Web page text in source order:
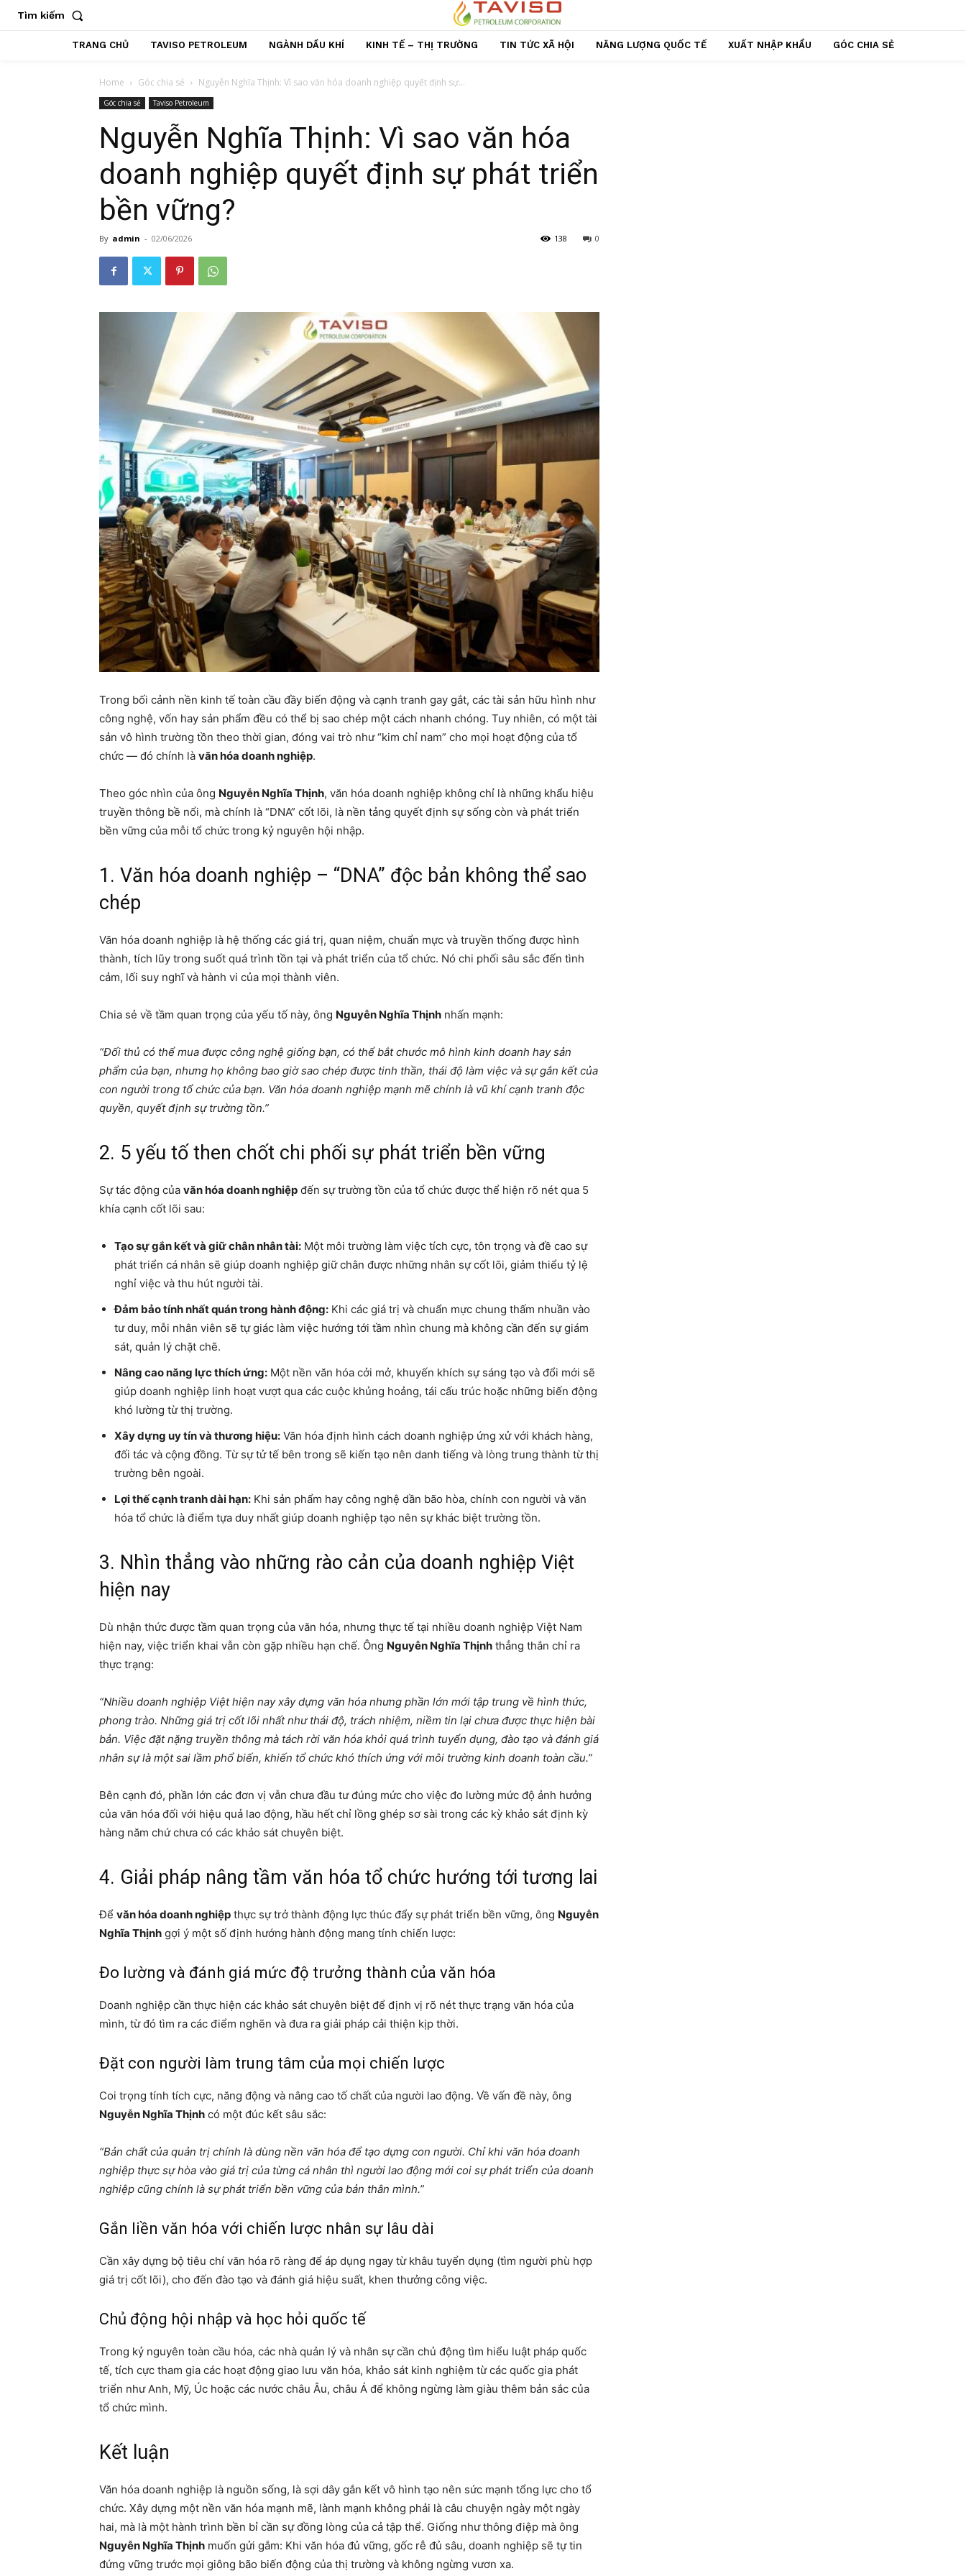
Tìm kiếm
TRANG CHỦ TAVISO PETROLEUM NGÀNH DẦU KHÍ KINH TẾ – THỊ TRƯỜNG TIN TỨC XÃ HỘI NĂNG LƯỢNG QUỐC TẾ XUẤT NHẬP KHẨU GÓC CHIA SẺ
Home Góc chia sẻ Nguyễn Nghĩa Thịnh: Vì sao văn hóa doanh nghiệp quyết định sự...
Góc chia sẻ Taviso Petroleum
Nguyễn Nghĩa Thịnh: Vì sao văn hóa
doanh nghiệp quyết định sự phát triển
bền vững?
By admin - 02/06/2026 0
138
Trong bối cảnh nền kinh tế toàn cầu đầy biến động và cạnh tranh gay gắt, các tài sản hữu hình như
công nghệ, vốn hay sản phẩm đều có thể bị sao chép một cách nhanh chóng. Tuy nhiên, có một tài
sản vô hình trường tồn theo thời gian, đóng vai trò như “kim chỉ nam” cho mọi hoạt động của tổ
chức — đó chính là văn hóa doanh nghiệp.
Theo góc nhìn của ông Nguyễn Nghĩa Thịnh, văn hóa doanh nghiệp không chỉ là những khẩu hiệu
truyền thông bề nổi, mà chính là “DNA” cốt lõi, là nền tảng quyết định sự sống còn và phát triển
bền vững của mỗi tổ chức trong kỷ nguyên hội nhập.
1. Văn hóa doanh nghiệp – “DNA” độc bản không thể sao
chép
Văn hóa doanh nghiệp là hệ thống các giá trị, quan niệm, chuẩn mực và truyền thống được hình
thành, tích lũy trong suốt quá trình tồn tại và phát triển của tổ chức. Nó chi phối sâu sắc đến tình
cảm, lối suy nghĩ và hành vi của mọi thành viên.
Chia sẻ về tầm quan trọng của yếu tố này, ông Nguyễn Nghĩa Thịnh nhấn mạnh:
“Đối thủ có thể mua được công nghệ giống bạn, có thể bắt chước mô hình kinh doanh hay sản
phẩm của bạn, nhưng họ không bao giờ sao chép được tinh thần, thái độ làm việc và sự gắn kết của
con người trong tổ chức của bạn. Văn hóa doanh nghiệp mạnh mẽ chính là vũ khí cạnh tranh độc
quyền, quyết định sự trường tồn.”
2. 5 yếu tố then chốt chi phối sự phát triển bền vững
Sự tác động của văn hóa doanh nghiệp đến sự trường tồn của tổ chức được thể hiện rõ nét qua 5
khía cạnh cốt lõi sau:
Tạo sự gắn kết và giữ chân nhân tài: Một môi trường làm việc tích cực, tôn trọng và đề cao sự
phát triển cá nhân sẽ giúp doanh nghiệp giữ chân được những nhân sự cốt lõi, giảm thiểu tỷ lệ
nghỉ việc và thu hút người tài.
Đảm bảo tính nhất quán trong hành động: Khi các giá trị và chuẩn mực chung thấm nhuần vào
tư duy, mỗi nhân viên sẽ tự giác làm việc hướng tới tầm nhìn chung mà không cần đến sự giám
sát, quản lý chặt chẽ.
Nâng cao năng lực thích ứng: Một nền văn hóa cởi mở, khuyến khích sự sáng tạo và đổi mới sẽ
giúp doanh nghiệp linh hoạt vượt qua các cuộc khủng hoảng, tái cấu trúc hoặc những biến động
khó lường từ thị trường.
Xây dựng uy tín và thương hiệu: Văn hóa định hình cách doanh nghiệp ứng xử với khách hàng,
đối tác và cộng đồng. Từ sự tử tế bên trong sẽ kiến tạo nên danh tiếng và lòng trung thành từ thị
trường bên ngoài.
Lợi thế cạnh tranh dài hạn: Khi sản phẩm hay công nghệ dần bão hòa, chính con người và văn
hóa tổ chức là điểm tựa duy nhất giúp doanh nghiệp tạo nên sự khác biệt trường tồn.
3. Nhìn thẳng vào những rào cản của doanh nghiệp Việt
hiện nay
Dù nhận thức được tầm quan trọng của văn hóa, nhưng thực tế tại nhiều doanh nghiệp Việt Nam
hiện nay, việc triển khai vẫn còn gặp nhiều hạn chế. Ông Nguyễn Nghĩa Thịnh thẳng thắn chỉ ra
thực trạng:
“Nhiều doanh nghiệp Việt hiện nay xây dựng văn hóa nhưng phần lớn mới tập trung về hình thức,
phong trào. Những giá trị cốt lõi nhất như thái độ, trách nhiệm, niềm tin lại chưa được thực hiện bài
bản. Việc đặt nặng truyền thông mà tách rời văn hóa khỏi quá trình tuyển dụng, đào tạo và đánh giá
nhân sự là một sai lầm phổ biến, khiến tổ chức khó thích ứng với môi trường kinh doanh toàn cầu.”
Bên cạnh đó, phần lớn các đơn vị vẫn chưa đầu tư đúng mức cho việc đo lường mức độ ảnh hưởng
của văn hóa đối với hiệu quả lao động, hầu hết chỉ lồng ghép sơ sài trong các kỳ khảo sát định kỳ
hàng năm chứ chưa có các khảo sát chuyên biệt.
4. Giải pháp nâng tầm văn hóa tổ chức hướng tới tương lai
Để văn hóa doanh nghiệp thực sự trở thành động lực thúc đẩy sự phát triển bền vững, ông Nguyễn
Nghĩa Thịnh gợi ý một số định hướng hành động mang tính chiến lược:
Đo lường và đánh giá mức độ trưởng thành của văn hóa
Doanh nghiệp cần thực hiện các khảo sát chuyên biệt để định vị rõ nét thực trạng văn hóa của
mình, từ đó tìm ra các điểm nghẽn và đưa ra giải pháp cải thiện kịp thời.
Đặt con người làm trung tâm của mọi chiến lược
Coi trọng tính tích cực, năng động và nâng cao tố chất của người lao động. Về vấn đề này, ông
Nguyễn Nghĩa Thịnh có một đúc kết sâu sắc:
“Bản chất của quản trị chính là dùng nền văn hóa để tạo dựng con người. Chỉ khi văn hóa doanh
nghiệp thực sự hòa vào giá trị của từng cá nhân thì người lao động mới coi sự phát triển của doanh
nghiệp cũng chính là sự phát triển bền vững của bản thân mình.”
Gắn liền văn hóa với chiến lược nhân sự lâu dài
Cần xây dựng bộ tiêu chí văn hóa rõ ràng để áp dụng ngay từ khâu tuyển dụng (tìm người phù hợp
giá trị cốt lõi), cho đến đào tạo và đánh giá hiệu suất, khen thưởng công việc.
Chủ động hội nhập và học hỏi quốc tế
Trong kỷ nguyên toàn cầu hóa, các nhà quản lý và nhân sự cần chủ động tìm hiểu luật pháp quốc
tế, tích cực tham gia các hoạt động giao lưu văn hóa, khảo sát kinh nghiệm từ các quốc gia phát
triển như Anh, Mỹ, Úc hoặc các nước châu Âu, châu Á để không ngừng làm giàu thêm bản sắc của
tổ chức mình.
Kết luận
Văn hóa doanh nghiệp là nguồn sống, là sợi dây gắn kết vô hình tạo nên sức mạnh tổng lực cho tổ
chức. Xây dựng một nền văn hóa mạnh mẽ, lành mạnh không phải là câu chuyện ngày một ngày
hai, mà là một hành trình bền bỉ cần sự đồng lòng của cả tập thể. Giống như thông điệp mà ông
Nguyễn Nghĩa Thịnh muốn gửi gắm: Khi văn hóa đủ vững, gốc rễ đủ sâu, doanh nghiệp sẽ tự tin
đứng vững trước mọi giông bão biến động của thị trường và không ngừng vươn xa.